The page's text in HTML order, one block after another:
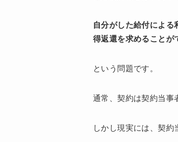
自分がした給付による
得返還を求めることが
という問題です。
通常、契約は契約当事
しかし現実には、契約